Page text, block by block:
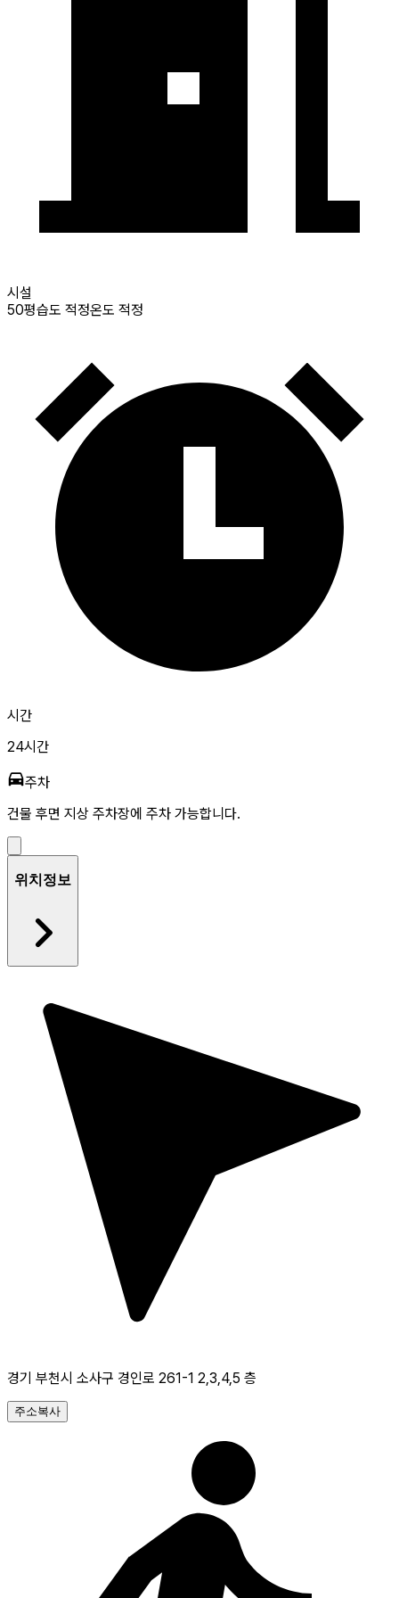
시설
50평습도 적정온도 적정
시간
24시간
주차
건물 후면 지상 주차장에 주차 가능합니다.
위치정보
경기 부천시 소사구 경인로 261-1 2,3,4,5 층
주소복사